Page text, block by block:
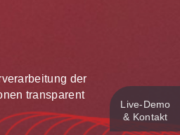
der
transparent
Live‑Demo
& Kontakt